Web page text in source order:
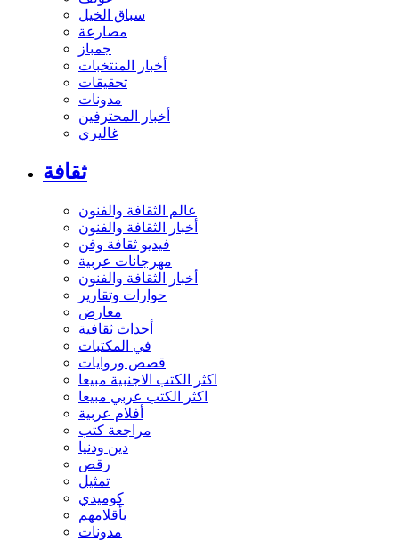
سباق الخيل
مصارعة
جمباز
أخبار المنتخبات
تحقيقات
مدونات
أخبار المحترفين
غاليري
ثقافة
عالم الثقافة والفنون
أخبار الثقافة والفنون
فيديو ثقافة وفن
مهرجانات عربية
أخبار الثقافة والفنون
حوارات وتقارير
معارض
أحداث ثقافية
في المكتبات
قصص وروايات
اكثر الكتب الاجنبية مبيعا
اكثر الكتب عربي مبيعا
أفلام عربية
مراجعة كتب
دين ودنيا
رقص
تمثيل
كوميدي
بأقلامهم
مدونات